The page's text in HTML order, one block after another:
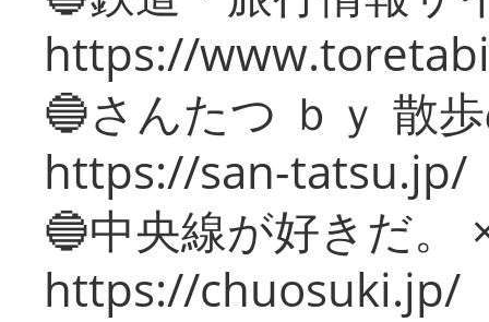
https://
🔵さんたつ ｂｙ 散
https://san-tatsu.jp/
🔵中央線が好きだ。
https://chuosuki.jp/